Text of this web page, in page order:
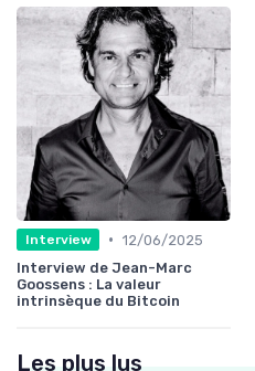
Interview • 12/06/2025
Interview de Jean-Marc
Goossens : La valeur
intrinsèque du Bitcoin
Les plus lus